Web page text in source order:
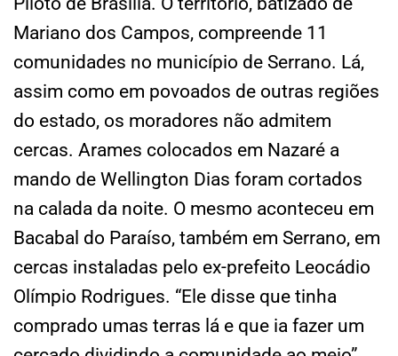
Mariano dos Campos, compreende 11
comunidades no município de Serrano. Lá,
assim como em povoados de outras regiões
do estado, os moradores não admitem
cercas. Arames colocados em Nazaré a
mando de Wellington Dias foram cortados
na calada da noite. O mesmo aconteceu em
Bacabal do Paraíso, também em Serrano, em
cercas instaladas pelo ex-prefeito Leocádio
Olímpio Rodrigues. “Ele disse que tinha
comprado umas terras lá e que ia fazer um